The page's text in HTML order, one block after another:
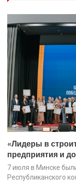
«Лидеры в
предприятия и
7 июля в Минске
Республиканского